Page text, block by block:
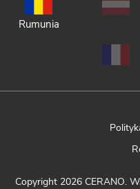
Rumunia
Copyright 2026 CERANO.